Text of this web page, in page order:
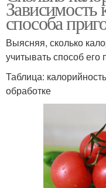
Зависимость
способа
Выясняя, сколько
учитывать способ его
Таблица:
обработке